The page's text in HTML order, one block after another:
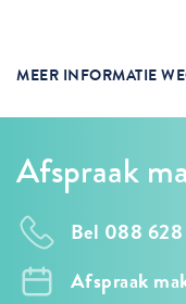
MEER INFORMATIE
Afspraak
Bel 088
Afspraak